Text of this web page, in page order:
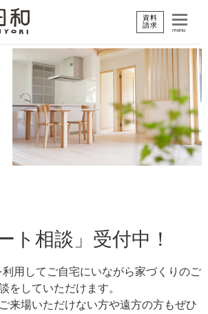
資料
請求
menu
ト相談」受付中！
利用してご自宅にいながら家づくりのご
をしていただけます。
来場いただけない方や遠方の方もぜひ